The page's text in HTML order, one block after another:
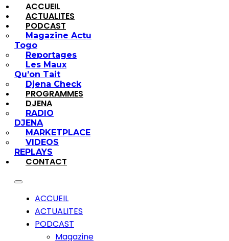
ACCUEIL
ACTUALITES
PODCAST
Magazine Actu
Togo
Reportages
Les Maux
Qu’on Tait
Djena Check
PROGRAMMES
DJENA
RADIO
DJENA
MARKETPLACE
VIDEOS
REPLAYS
CONTACT
ACCUEIL
ACTUALITES
PODCAST
Magazine